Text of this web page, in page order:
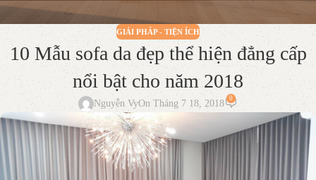
GIẢI PHÁP - TIỆN ÍCH
10 Mẫu sofa da đẹp thể hiện đẳng cấp
nổi bật cho năm 2018
Nguyễn VyOn Tháng 7 18, 2018 0